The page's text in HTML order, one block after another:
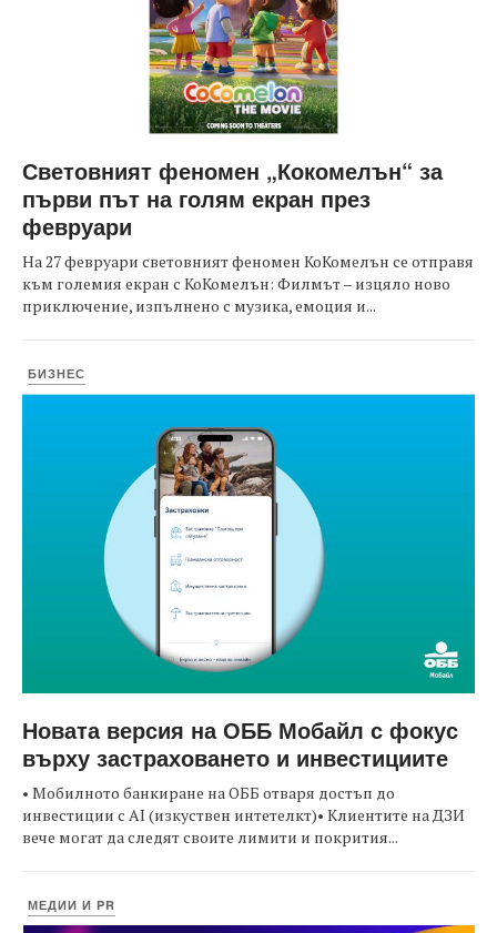
Световният феномен „Кокомелън“ за
първи път на голям екран през
февруари
На 27 февруари световният феномен КоКомелън се отправя
към големия екран с КоКомелън: Филмът – изцяло ново
приключение, изпълнено с музика, емоция и...
БИЗНЕС
Новата версия на ОББ Мобайл с фокус
върху застраховането и инвестициите
• Мобилното банкиране на ОББ отваря достъп до
инвестиции с AI (изкуствен интетелкт)• Клиентите на ДЗИ
вече могат да следят своите лимити и покрития...
МЕДИИ И PR